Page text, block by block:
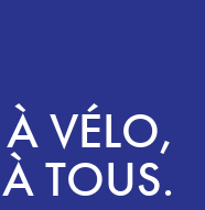
VÉLO,
TOUS.